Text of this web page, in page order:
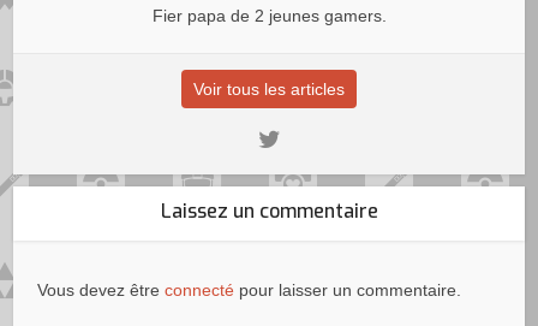
Fier papa de 2 jeunes gamers.
Voir tous les articles
Laissez un commentaire
Vous devez êtreconnecté pour laisser un commentaire.